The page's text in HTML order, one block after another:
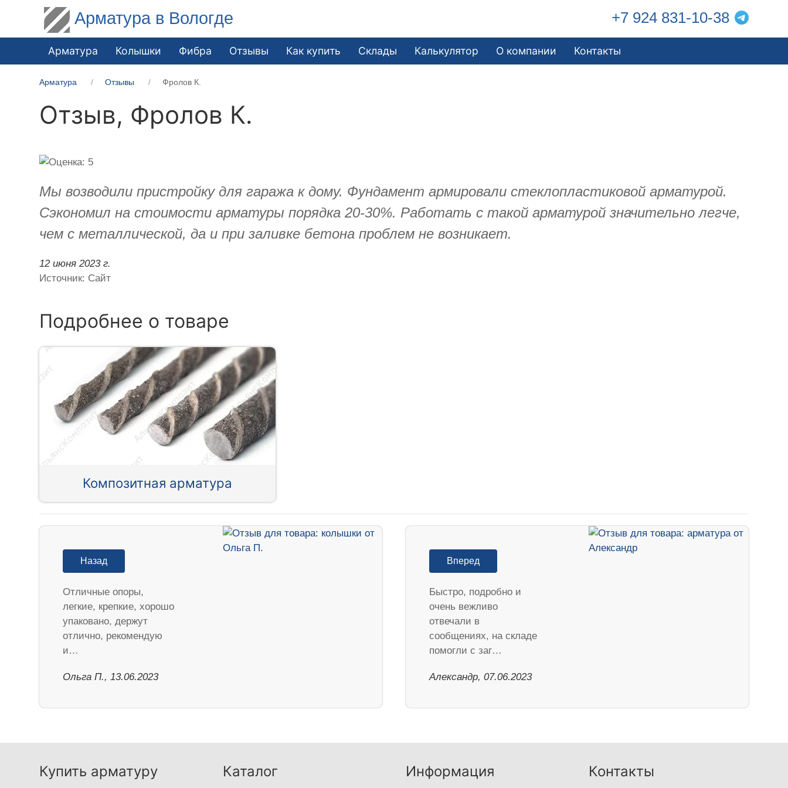
Арматура в Вологде +7 924 831-10-38
Арматура Колышки Фибра Отзывы Как купить Склады Калькулятор О компании Контакты
Арматура Отзывы Фролов К.
Отзыв, Фролов К.
Мы возводили пристройку для гаража к дому. Фундамент армировали стеклопластиковой арматурой.
Сэкономил на стоимости арматуры порядка 20-30%. Работать с такой арматурой значительно легче,
чем с металлической, да и при заливке бетона проблем не возникает.
12 июня 2023 г.
Источник: Сайт
Подробнее о товаре
Композитная арматура
Назад
Отличные опоры,
легкие, крепкие, хорошо
упаковано, держут
отлично, рекомендую
и…
Ольга П., 13.06.2023
Вперед
Быстро, подробно и
очень вежливо
отвечали в
сообщениях, на складе
помогли с заг…
Александр, 07.06.2023
Купить арматуру Каталог Информация Контакты